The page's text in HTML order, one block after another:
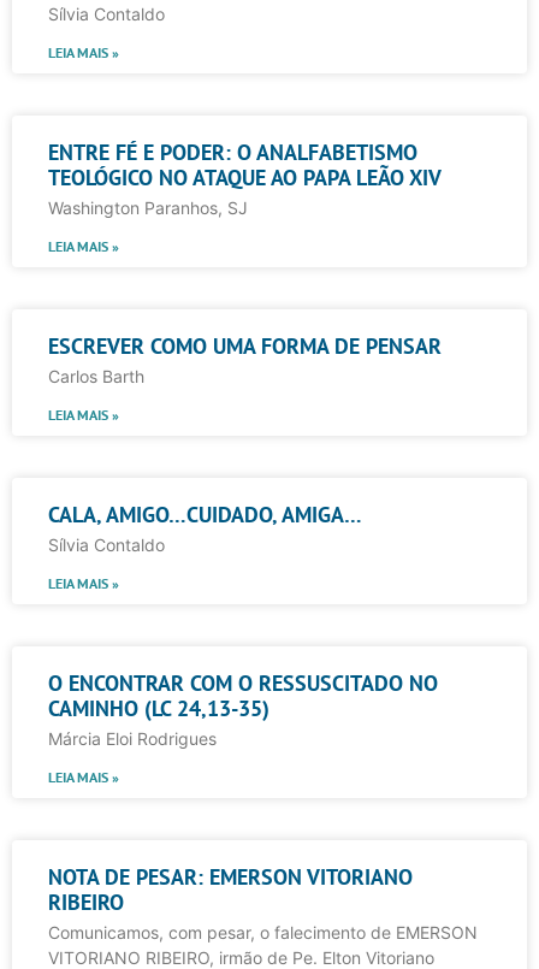
Sílvia Contaldo
LEIA MAIS »
ENTRE FÉ E PODER: O ANALFABETISMO
TEOLÓGICO NO ATAQUE AO PAPA LEÃO XIV
Washington Paranhos, SJ
LEIA MAIS »
ESCREVER COMO UMA FORMA DE PENSAR
Carlos Barth
LEIA MAIS »
CALA, AMIGO…CUIDADO, AMIGA…
Sílvia Contaldo
LEIA MAIS »
O ENCONTRAR COM O RESSUSCITADO NO
CAMINHO (LC 24,13-35)
Márcia Eloi Rodrigues
LEIA MAIS »
NOTA DE PESAR: EMERSON VITORIANO
RIBEIRO
Comunicamos, com pesar, o falecimento de EMERSON
VITORIANO RIBEIRO, irmão de Pe. Elton Vitoriano